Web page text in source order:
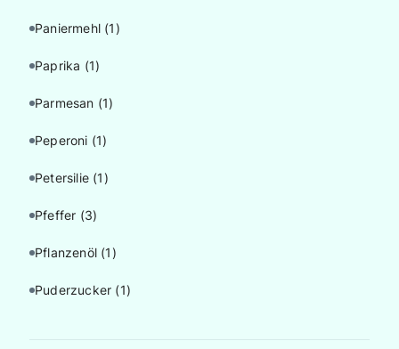
Paniermehl (1)
Paprika (1)
Parmesan (1)
Peperoni (1)
Petersilie (1)
Pfeffer (3)
Pflanzenöl (1)
Puderzucker (1)